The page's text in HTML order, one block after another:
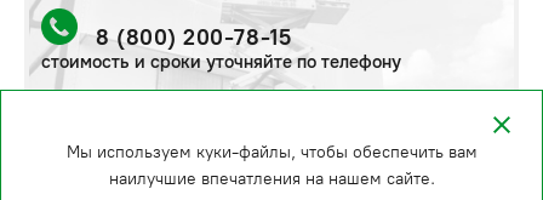
8 (800) 200-78-15
стоимость и сроки уточняйте по телефону
Мы используем куки-файлы, чтобы обеспечить вам
наилучшие впечатления на нашем сайте.